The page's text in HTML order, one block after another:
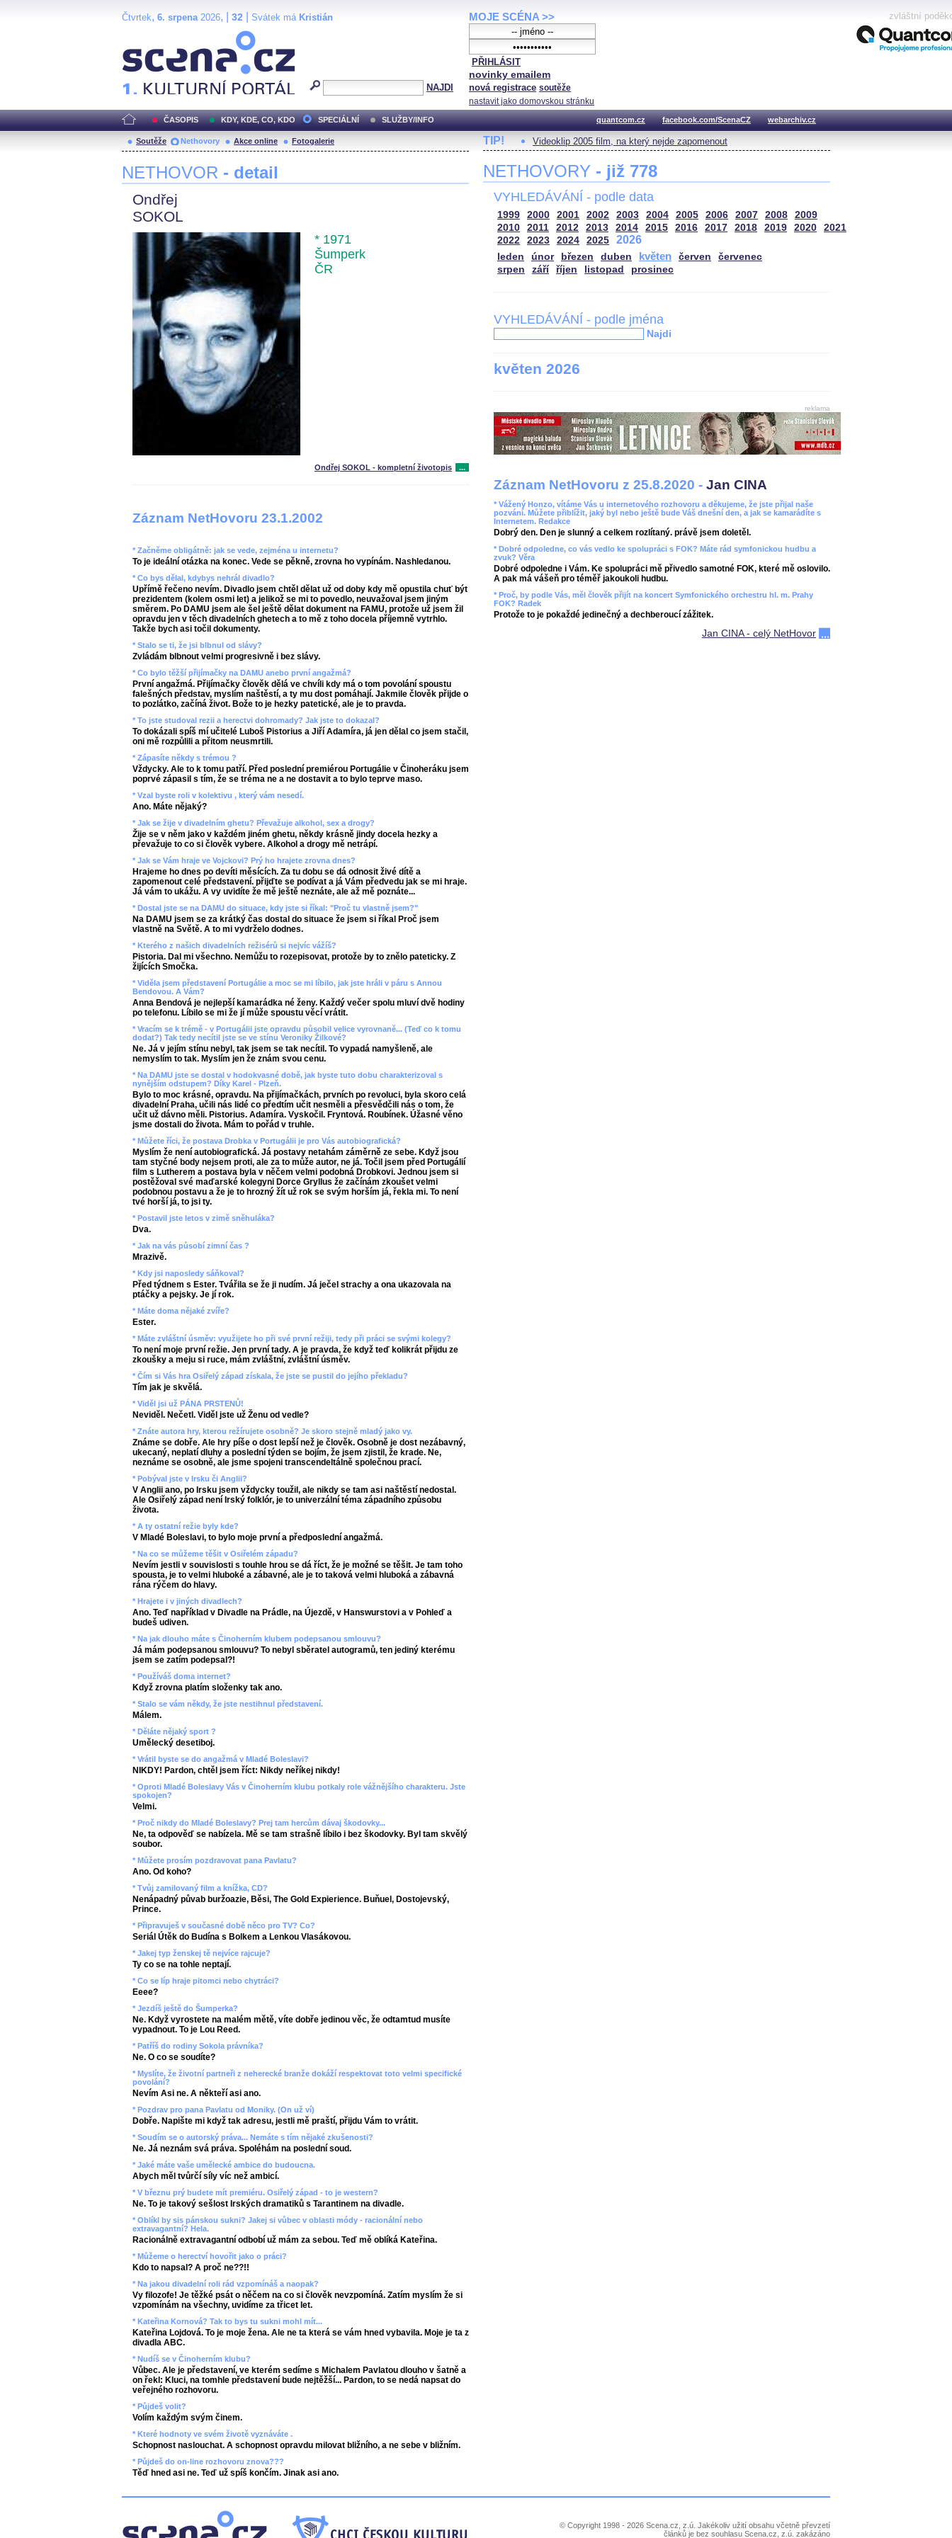
Čtvrtek, 6. srpena2026, | 32 Svátek má Kristián
NAJDI
MOJE SCÉNA >>
PŘIHLÁSIT
novinky emailem
nová registrace soutěže
nastavit jako domovskou stránku
zvláštní
ČASOPIS KDY, KDE, CO, KDO SPECIÁLNÍ SLUŽBY/INFO quantcom.cz facebook.com/ScenaCZ webarchiv.cz
Soutěže Nethovory Akce online Fotogalerie
NETHOVOR - detail
Ondřej
SOKOL
* 1971
Šumperk
ČR
Ondřej SOKOL - kompletní životopis ...
Záznam NetHovoru 23.1.2002
* Začněme obligátně: jak se vede, zejména u internetu?
To je ideální otázka na konec. Vede se pěkně, zrovna ho vypínám. Nashledanou.
* Co bys dělal, kdybys nehrál divadlo?
Upřímě řečeno nevím. Divadlo jsem chtěl dělat už od doby kdy mě opustila chuť být
prezidentem (kolem osmi let) a jelikož se mi to povedlo, neuvažoval jsem jiným
směrem. Po DAMU jsem ale šel ještě dělat dokument na FAMU, protože už jsem žil
opravdu jen v těch divadelních ghetech a to mě z toho docela příjemně vytrhlo.
Takže bych asi točil dokumenty.
* Stalo se ti, že jsi blbnul od slávy?
Zvládám blbnout velmi progresivně i bez slávy.
* Co bylo těžší přijímačky na DAMU anebo první angažmá?
První angažmá. Přijímačky člověk dělá ve chvíli kdy má o tom povolání spoustu
falešných představ, myslím naštěstí, a ty mu dost pomáhají. Jakmile člověk přijde o
to pozlátko, začíná život. Bože to je hezky patetické, ale je to pravda.
* To jste studoval rezii a herectvi dohromady? Jak jste to dokazal?
To dokázali spíš mí učitelé Luboš Pistorius a Jiří Adamíra, já jen dělal co jsem stačil,
oni mě rozpůlili a přitom neusmrtili.
* Zápasíte někdy s trémou ?
Vždycky. Ale to k tomu patří. Před poslední premiérou Portugálie v Činoheráku jsem
poprvé zápasil s tím, že se tréma ne a ne dostavit a to bylo teprve maso.
* Vzal byste roli v kolektivu , který vám nesedí.
Ano. Máte nějaký?
* Jak se žije v divadelním ghetu? Převažuje alkohol, sex a drogy?
Žije se v něm jako v každém jiném ghetu, někdy krásně jindy docela hezky a
převažuje to co si člověk vybere. Alkohol a drogy mě netrápí.
* Jak se Vám hraje ve Vojckovi? Prý ho hrajete zrovna dnes?
Hrajeme ho dnes po devíti měsících. Za tu dobu se dá odnosit živé dítě a
zapomenout celé představení. přijďte se podívat a já Vám předvedu jak se mi hraje.
Já vám to ukážu. A vy uvidíte že mě ještě neznáte, ale až mě poznáte...
* Dostal jste se na DAMU do situace, kdy jste si říkal: "Proč tu vlastně jsem?"
Na DAMU jsem se za krátký čas dostal do situace že jsem si říkal Proč jsem
vlastně na Světě. A to mi vydrželo dodnes.
* Kterého z našich divadelních režisérů si nejvíc vážíš?
Pistoria. Dal mi všechno. Nemůžu to rozepisovat, protože by to znělo pateticky. Z
žijících Smočka.
* Viděla jsem představení Portugálie a moc se mi líbilo, jak jste hráli v páru s Annou
Bendovou. A Vám?
Anna Bendová je nejlepší kamarádka né ženy. Každý večer spolu mluví dvě hodiny
po telefonu. Líbilo se mi že jí může spoustu věcí vrátit.
* Vracím se k trémě - v Portugálii jste opravdu působil velice vyrovnaně... (Teď co k tomu
dodat?) Tak tedy necítil jste se ve stínu Veroniky Žilkové?
Ne. Já v jejím stínu nebyl, tak jsem se tak necítil. To vypadá namyšleně, ale
nemyslím to tak. Myslím jen že znám svou cenu.
* Na DAMU jste se dostal v hodokvasné době, jak byste tuto dobu charakterizoval s
nynějším odstupem? Díky Karel - Plzeň.
Bylo to moc krásné, opravdu. Na přijímačkách, prvních po revoluci, byla skoro celá
divadelní Praha, učili nás lidé co předtím učit nesměli a přesvědčili nás o tom, že
učit už dávno měli. Pistorius. Adamíra. Vyskočil. Fryntová. Roubínek. Úžasné věno
jsme dostali do života. Mám to pořád v truhle.
* Můžete říci, že postava Drobka v Portugálii je pro Vás autobiografická?
Myslím že není autobiografická. Já postavy netahám záměrně ze sebe. Když jsou
tam styčné body nejsem proti, ale za to může autor, ne já. Točil jsem před Portugálií
film s Lutherem a postava byla v něčem velmi podobná Drobkovi. Jednou jsem si
postěžoval své maďarské kolegyni Dorce Gryllus že začínám zkoušet velmi
podobnou postavu a že je to hrozný žít už rok se svým horším já, řekla mi. To není
tvé horší já, to jsi ty.
* Postavil jste letos v zimě sněhuláka?
Dva.
* Jak na vás působí zimní čas ?
Mrazivě.
* Kdy jsi naposledy sáňkoval?
Před týdnem s Ester. Tvářila se že ji nudím. Já ječel strachy a ona ukazovala na
ptáčky a pejsky. Je jí rok.
* Máte doma nějaké zvíře?
Ester.
* Máte zvláštní úsměv: využijete ho při své první režiji, tedy při práci se svými kolegy?
To není moje první režie. Jen první tady. A je pravda, že když teď kolikrát přijdu ze
zkoušky a meju si ruce, mám zvláštní, zvláštní úsměv.
* Čím si Vás hra Osiřelý západ získala, že jste se pustil do jejího překladu?
Tím jak je skvělá.
* Viděl jsi už PÁNA PRSTENŮ!
Neviděl. Nečetl. Viděl jste už Ženu od vedle?
* Znáte autora hry, kterou režírujete osobně? Je skoro stejně mladý jako vy.
Známe se dobře. Ale hry píše o dost lepší než je člověk. Osobně je dost nezábavný,
ukecaný, neplatí dluhy a poslední týden se bojím, že jsem zjistil, že krade. Ne,
neznáme se osobně, ale jsme spojeni transcendeltálně společnou prací.
* Pobýval jste v Irsku či Anglii?
V Anglii ano, po Irsku jsem vždycky toužil, ale nikdy se tam asi naštěstí nedostal.
Ale Osiřelý západ není Irský folklór, je to univerzální téma západního způsobu
života.
* A ty ostatní režie byly kde?
V Mladé Boleslavi, to bylo moje první a předposlední angažmá.
* Na co se můžeme těšit v Osiřelém západu?
Nevím jestli v souvislosti s touhle hrou se dá říct, že je možné se těšit. Je tam toho
spousta, je to velmi hluboké a zábavné, ale je to taková velmi hluboká a zábavná
rána rýčem do hlavy.
* Hrajete i v jiných divadlech?
Ano. Teď například v Divadle na Prádle, na Újezdě, v Hanswurstovi a v Pohleď a
budeš udiven.
* Na jak dlouho máte s Činoherním klubem podepsanou smlouvu?
Já mám podepsanou smlouvu? To nebyl sběratel autogramů, ten jediný kterému
jsem se zatím podepsal?!
* Používáš doma internet?
Když zrovna platím složenky tak ano.
* Stalo se vám někdy, že jste nestihnul představení.
Málem.
* Děláte nějaký sport ?
Umělecký desetiboj.
* Vrátil byste se do angažmá v Mladé Boleslavi?
NIKDY! Pardon, chtěl jsem říct: Nikdy neříkej nikdy!
* Oproti Mladé Boleslavy Vás v Činoherním klubu potkaly role vážnějšího charakteru. Jste
spokojen?
Velmi.
* Proč nikdy do Mladé Boleslavy? Prej tam hercům dávaj škodovky...
Ne, ta odpověď se nabízela. Mě se tam strašně líbilo i bez škodovky. Byl tam skvělý
soubor.
* Můžete prosím pozdravovat pana Pavlatu?
Ano. Od koho?
* Tvůj zamilovaný film a knížka, CD?
Nenápadný půvab buržoazie, Běsi, The Gold Expierience. Buňuel, Dostojevský,
Prince.
* Připravuješ v současné době něco pro TV? Co?
Seriál Útěk do Budína s Bolkem a Lenkou Vlasákovou.
* Jakej typ ženskej tě nejvíce rajcuje?
Ty co se na tohle neptají.
* Co se líp hraje pitomci nebo chytráci?
Eeee?
* Jezdíš ještě do Šumperka?
Ne. Když vyrostete na malém mětě, víte dobře jedinou věc, že odtamtud musíte
vypadnout. To je Lou Reed.
* Patříš do rodiny Sokola právníka?
Ne. O co se soudíte?
* Myslíte, že životní partneři z neherecké branže dokáží respektovat toto velmi specifické
povolání?
Nevím Asi ne. A někteří asi ano.
* Pozdrav pro pana Pavlatu od Moniky. (On už ví)
Dobře. Napište mi když tak adresu, jestli mě praští, přijdu Vám to vrátit.
* Soudím se o autorský práva... Nemáte s tím nějaké zkušenosti?
Ne. Já neznám svá práva. Spoléhám na poslední soud.
* Jaké máte vaše umělecké ambice do budoucna.
Abych měl tvůrčí síly víc než ambicí.
* V březnu prý budete mít premiéru. Osiřelý západ - to je western?
Ne. To je takový sešlost Irských dramatiků s Tarantinem na divadle.
* Oblíkl by sis pánskou sukni? Jakej si vůbec v oblasti módy - racionální nebo
extravagantní? Hela.
Racionálně extravagantní odbobí už mám za sebou. Teď mě oblíká Kateřina.
* Můžeme o herectví hovořit jako o práci?
Kdo to napsal? A proč ne??!!
* Na jakou divadelní roli rád vzpomínáš a naopak?
Vy filozofe! Je těžké psát o něčem na co si člověk nevzpomíná. Zatím myslím že si
vzpomínám na všechny, uvidíme za třicet let.
* Kateřina Kornová? Tak to bys tu sukni mohl mít...
Kateřina Lojdová. To je moje žena. Ale ne ta která se vám hned vybavila. Moje je ta z
divadla ABC.
* Nudíš se v Činoherním klubu?
Vůbec. Ale je představení, ve kterém sedíme s Michalem Pavlatou dlouho v šatně a
on řekl: Kluci, na tomhle představení bude nejtěžší... Pardon, to se nedá napsat do
veřejného rozhovoru.
* Půjdeš volit?
Volím každým svým činem.
* Které hodnoty ve svém životě vyznáváte .
Schopnost naslouchat. A schopnost opravdu milovat bližního, a ne sebe v bližním.
* Půjdeš do on-line rozhovoru znova???
Těď hned asi ne. Teď už spíš končím. Jinak asi ano.
TIP! Videoklip 2005 film, na který nejde zapomenout
NETHOVORY - již 778
VYHLEDÁVÁNÍ - podle data
1999 2000 2001 2002 2003 2004 2005 2006 2007 2008
2009
2010
2011 2012 2013 2014 2015 2016 2017 2018 2019 2020
2021
2022
2023 2024 2025 2026
leden únor březen duben květen červen
červenec
srpen
září říjen listopad prosinec
VYHLEDÁVÁNÍ - podle jména
Najdi
květen 2026
reklama
Záznam NetHovoru z 25.8.2020 - Jan CINA
* Vážený Honzo, vítáme Vás u internetového rozhovoru a děkujeme, že jste přijal naše
pozvání. Můžete přiblížit, jaký byl nebo ještě bude Váš dnešní den, a jak se kamarádíte s
Internetem. Redakce
Dobrý den. Den je slunný a celkem rozlítaný. právě jsem doletěl.
* Dobré odpoledne, co vás vedlo ke spolupráci s FOK? Máte rád symfonickou hudbu a
zvuk? Věra
Dobré odpoledne i Vám. Ke spolupráci mě přivedlo samotné FOK, které mě oslovilo.
A pak má vášeň pro téměř jakoukoli hudbu.
* Proč, by podle Vás, měl člověk přijít na koncert Symfonického orchestru hl. m. Prahy
FOK? Radek
Protože to je pokaždé jedinečný a dechberoucí zážitek.
Jan CINA - celý NetHovor
© Copyright 1998 - 2026 Scena.cz, z.ú. Jakékoliv užití obsahu včetně převzetí
článků je bez souhlasu Scena.cz, z.ú. zakázáno